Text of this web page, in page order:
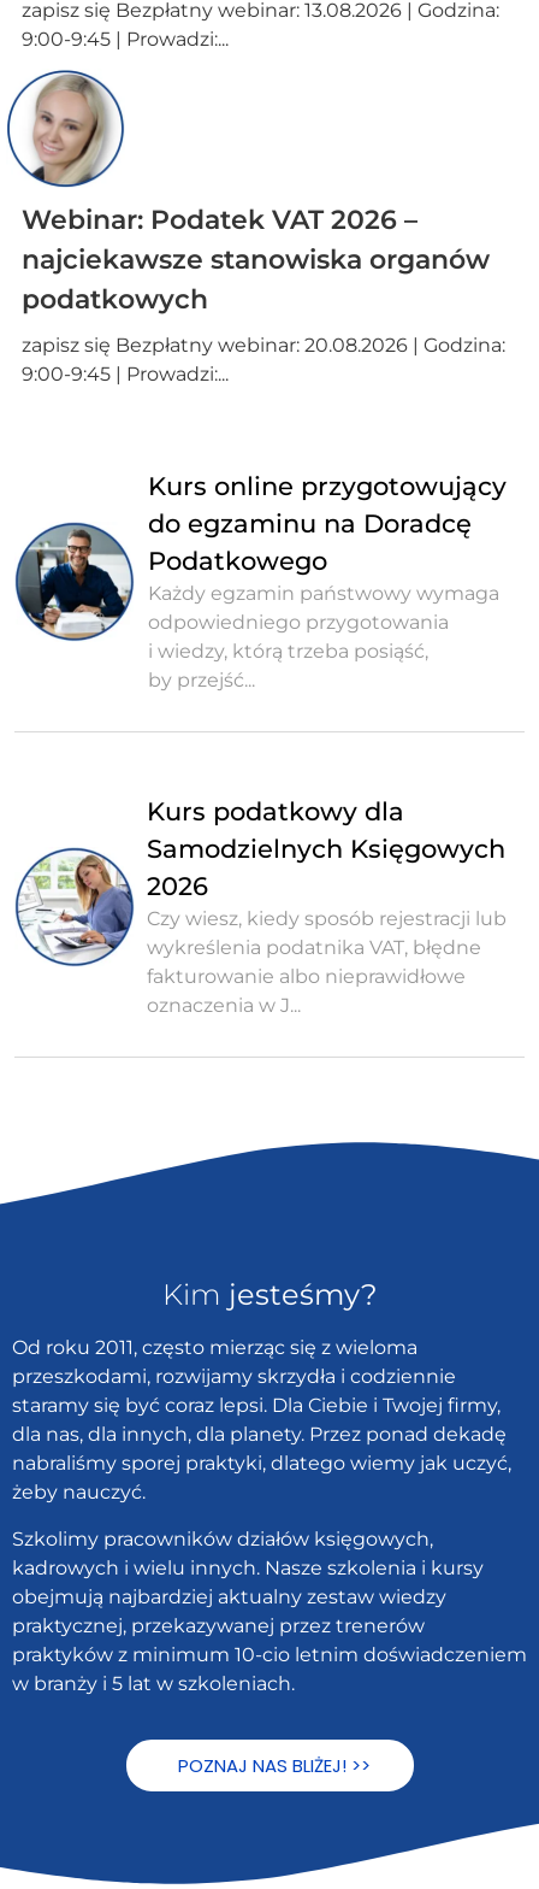
zapisz się Bezpłatny webinar: 13.08.2026 | Godzina:
9:00-9:45 | Prowadzi:...
Webinar: Podatek VAT 2026 –
najciekawsze stanowiska organów
podatkowych
zapisz się Bezpłatny webinar: 20.08.2026 | Godzina:
9:00-9:45 | Prowadzi:...
Kurs online przygotowujący
do egzaminu na Doradcę
Podatkowego
Każdy egzamin państwowy wymaga
odpowiedniego przygotowania
i wiedzy, którą trzeba posiąść,
by przejść...
Kurs podatkowy dla
Samodzielnych Księgowych
2026
Czy wiesz, kiedy sposób rejestracji lub
wykreślenia podatnika VAT, błędne
fakturowanie albo nieprawidłowe
oznaczenia w J...
Kim jesteśmy?
Od roku 2011, często mierząc się z wieloma
przeszkodami, rozwijamy skrzydła i codziennie
staramy się być coraz lepsi. Dla Ciebie i Twojej firmy,
dla nas, dla innych, dla planety. Przez ponad dekadę
nabraliśmy sporej praktyki, dlatego wiemy jak uczyć,
żeby nauczyć.
Szkolimy pracowników działów księgowych,
kadrowych i wielu innych. Nasze szkolenia i kursy
obejmują najbardziej aktualny zestaw wiedzy
praktycznej, przekazywanej przez trenerów
praktyków z minimum 10-cio letnim doświadczeniem
w branży i 5 lat w szkoleniach.
POZNAJ NAS BLIŻEJ! >>